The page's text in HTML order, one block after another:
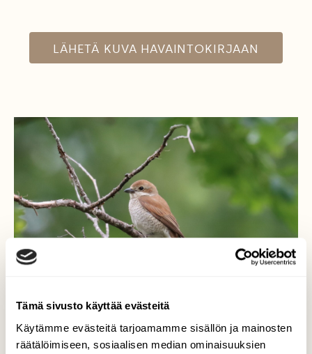
Tämä sivusto käyttää evästeitä
Käytämme evästeitä tarjoamamme sisällön ja mainosten
räätälöimiseen, sosiaalisen median ominaisuuksien
LÄHETÄ KUVA HAVAINTOKIRJAAN